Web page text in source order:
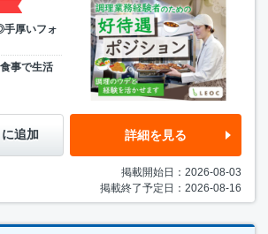
厚いフォ
事で生活
追加 詳細を見る
掲載開始日：2026-08-03
掲載終了予定日：2026-08-16